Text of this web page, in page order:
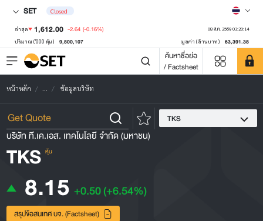
SET Closed
ล่าสุด 1,612.00 -2.64 (-0.16%) 08 ส.ค. 2569 03:20:14
ปริมาณ ('000 หุ้น) 9,800,107 มูลค่า (ล้านบาท) 63,391.38
ค้นหาชื่อย่อ
/ Factsheet
หน้าหลัก ... ข้อมูลบริษัท
TKS
บริษัท ที.เค.เอส. เทคโนโลยี จำกัด (มหาชน)
TKS หุ้น
8.15 +0.50(+6.54%)
สรุปข้อสนเทศ บจ. (Factsheet)